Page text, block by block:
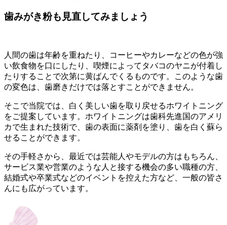
歯みがき粉も見直してみましょう
人間の歯は年齢を重ねたり、コーヒーやカレーなどの色が強
い飲食物を口にしたり、喫煙によってタバコのヤニが付着し
たりすることで次第に黄ばんでくるものです。このような歯
の変色は、歯磨きだけでは落とすことができません。
そこで当院では、白く美しい歯を取り戻せるホワイトニング
をご提案しています。ホワイトニングは歯科先進国のアメリ
カで生まれた技術で、歯の表面に薬剤を塗り、歯を白く蘇ら
せることができます。
その手軽さから、最近では芸能人やモデルの方はもちろん、
サービス業や営業のような人と接する機会の多い職種の方、
結婚式や卒業式などのイベントを控えた方など、一般の皆さ
んにも広がっています。